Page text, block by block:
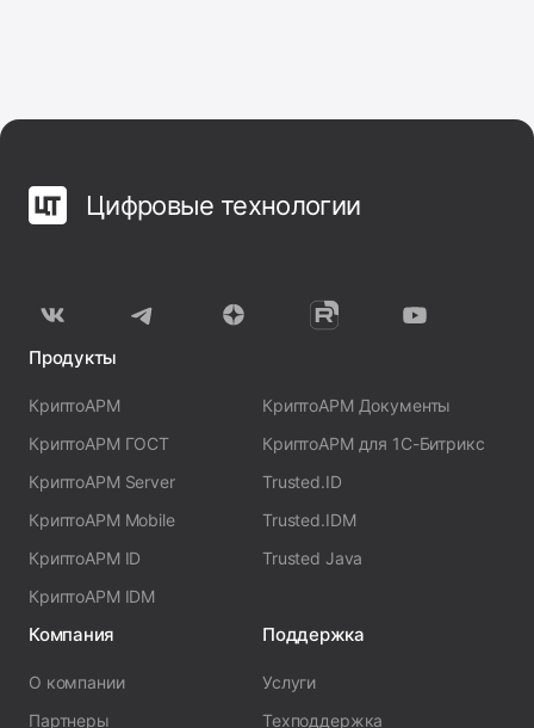
Цифровые технологии
Продукты
КриптоАРМ
КриптоАРМ ГОСТ
КриптоАРМ Server
КриптоАРМ Mobile
КриптоАРМ ID
КриптоАРМ IDM
КриптоАРМ Документы
КриптоАРМ для 1С-Битрикс
Trusted.ID
Trusted.IDM
Trusted Java
Компания
О компании
Партнеры
Поддержка
Услуги
Техподдержка